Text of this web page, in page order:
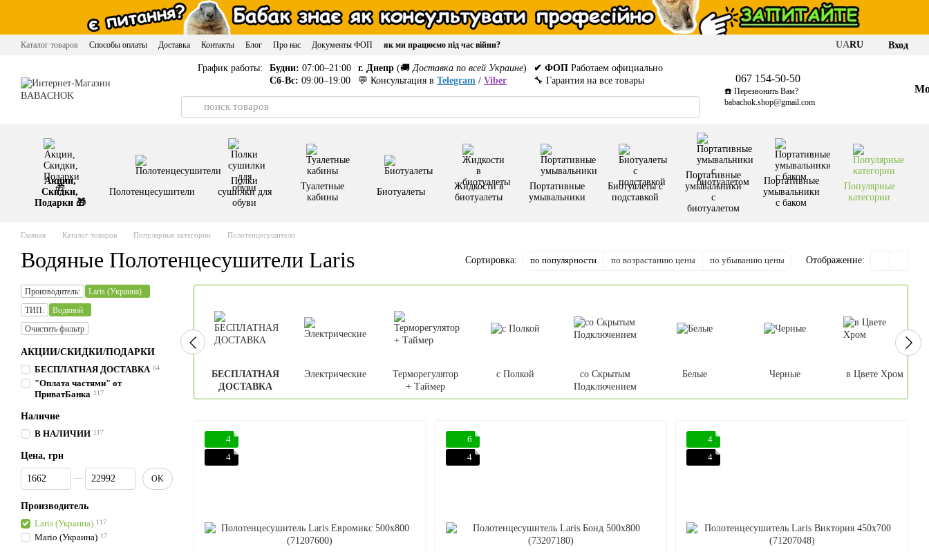
Перейти к основному контенту
Каталог товаров Способы оплаты Доставка Контакты Блог Про нас Документы ФОП як ми працюємо під час війни? UARU Вход
График работы: Будни: 07:00–21:00
Сб-Вс: 09:00–19:00
г. Днепр (🚚 Доставка по всей Украине)
💬 Консультация в Telegram / Viber
✔ ФОП Работаем официально
🔧 Гарантия на все товары
067 154-50-50
☎️ Перезвонить Вам?
babachok.shop@gmail.com
Акции,
Скидки,
Подарки 🎁
Полотенцесушители
Полки
сушилки для
обуви
Туалетные
кабины
Биотуалеты
Жидкости в
биотуалеты
Портативные
умывальники
Биотуалеты с
подставкой
Портативные
умывальники
с
биотуалетом
Портативные
умывальники
с баком
Популярные
категории
Главная Каталог товаров Популярные категории Полотенцесушители
Водяные Полотенцесушители Laris Сортировка: по популярности по возрастанию цены по убыванию цены Отображение:
БЕСПЛАТНАЯ
ДОСТАВКА
Электрические
Терморегулятор
+ Таймер
с Полкой
со Скрытым
Подключением
Белые Черные в Цвете Хром
4
4
6
4
4
4
Производитель:
Laris (Украина)
ТИП:
Водяной
Очистить фильтр
АКЦИИ/СКИДКИ/ПОДАРКИ
БЕСПЛАТНАЯ ДОСТАВКА 64
"Оплата частями" от
ПриватБанка 117
Наличие
В НАЛИЧИИ 117
Цена, грн
От Цена, грн
До Цена, грн
OK
Производитель
Laris (Украина) 117
Mario (Украина) 17